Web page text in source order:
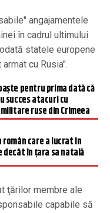
angajamentele
în cadrul ultimului
statele europene
cu Rusia".
pentru prima dată că
succes atacuri cu
ruse din Crimeea
român care a lucrat în
decât în țara sa natală
ţărilor membre ale
capabile să